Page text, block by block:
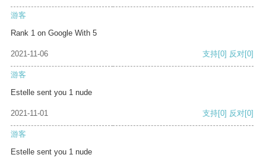
游客
Rank 1 on Google With 5
2021-11-06 支持[0] 反对[0]
游客
Estelle sent you 1 nude
2021-11-01 支持[0] 反对[0]
游客
Estelle sent you 1 nude